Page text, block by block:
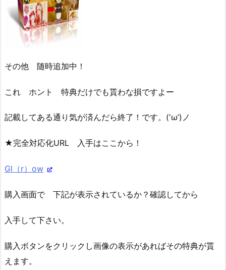
その他 随時追加中！
これ ホント 特典だけでも貰わな損ですよー
記載してある通り気が済んだら終了！です。('ω’)ノ
★完全対応化URL 入手はここから！
Gl（r）ow
購入画面で 下記が表示されているか？確認してから
入手して下さい。
購入ボタンをクリックし画像の表示があればその特典が貰
えます。